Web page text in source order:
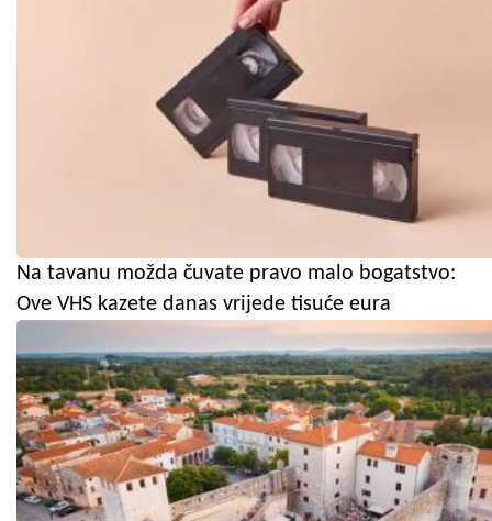
Na tavanu možda čuvate pravo malo bogatstvo:
Ove VHS kazete danas vrijede tisuće eura